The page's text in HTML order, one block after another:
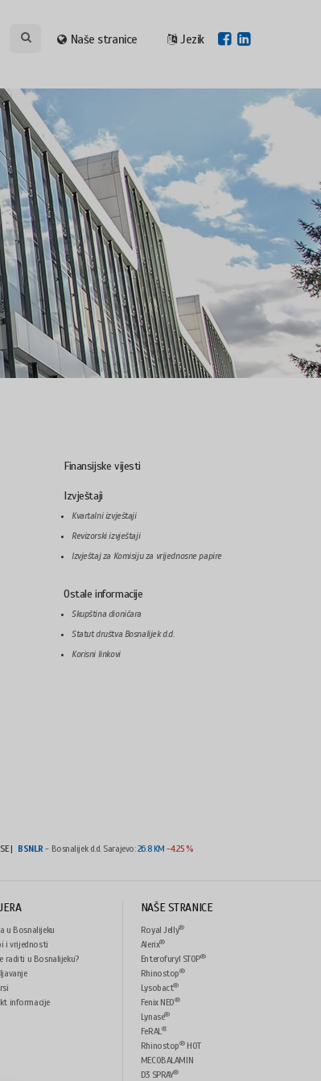
Naše stranice Jezik
Finansijske vijesti
Izvještaji
Kvartalni izvještaji
Revizorski izvještaji
Izvještaj za Komisiju za vrijednosne papire
Ostale informacije
Skupština dioničara
Statut društva Bosnalijek d.d.
Korisni linkovi
| BSNLR- Bosnalijek d.d. Sarajevo:26.8 KM -4.25 %
u Bosnalijeku
i vrijednosti
raditi u Bosnalijeku?
informacije
NAŠE STRANICE
Royal Jelly®
Alerix®
Enterofuryl STOP®
Rhinostop®
Lysobact®
Fenix NEO®
Lynase®
FeRAL®
Rhinostop®HOT
MECOBALAMIN
D3 SPRAY®